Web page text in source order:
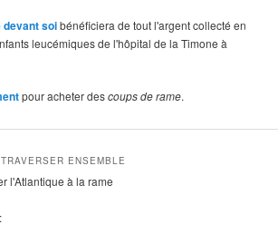
devant soibénéficiera de tout l'argent collecté en
leucémiques de l'hôpital de la Timone à
pour acheter descoups de rame.
ENSEMBLE
l'Atlantique à la rame
: